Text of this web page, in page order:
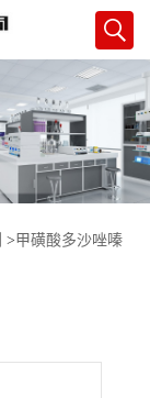
>甲磺酸多沙唑嗪